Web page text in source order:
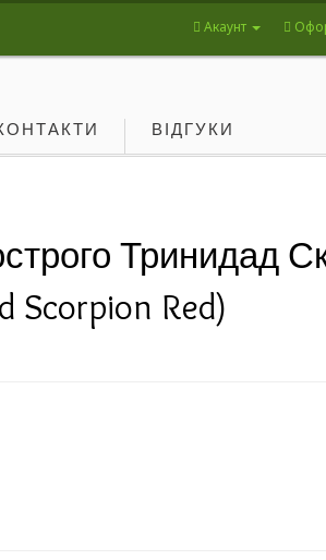
Акаунт
ВІДГУКИ
Тринидад
Scorpion Red)